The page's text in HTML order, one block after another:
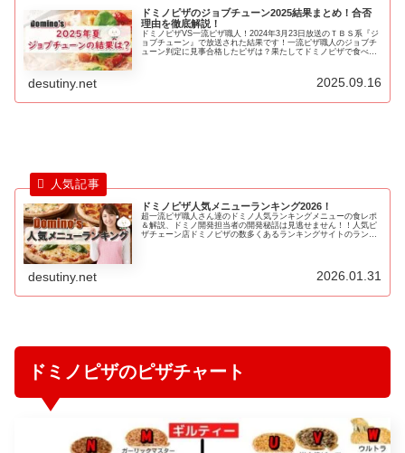
ドミノピザのジョブチューン2025結果まとめ！合否
理由を徹底解説！
ドミノピザVS一流ピザ職人！2024年3月23日放送のＴＢＳ系『ジ
ョブチューン』で放送された結果です！一流ピザ職人のジョブチ
ューン判定に見事合格したピザは？果たしてドミノピザで食べる
desutiny.net 2025.09.16
ドミノピザ人気メニューランキング2026！
超一流ピザ職人さん達のドミノ人気ランキングメニューの食レポ
＆解説、ドミノ開発担当者の開発秘話は見逃せません！！人気ピ
ザチェーン店ドミノピザの数多くあるランキングサイトのランキ
desutiny.net 2026.01.31
ドミノピザのピザチャート